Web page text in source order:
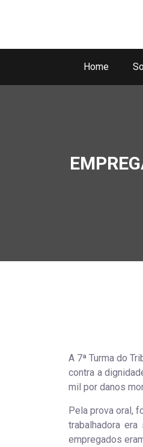
Home
A 7ª Turma do
contra a
mil por danos
Pela prova oral,
trabalhadora
empregados